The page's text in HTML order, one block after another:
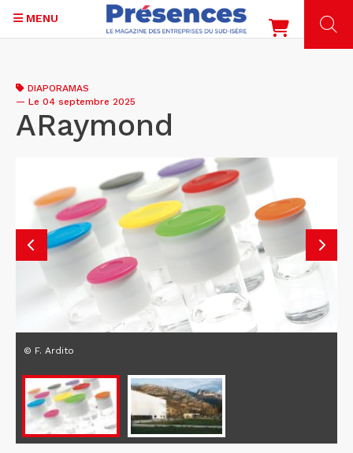
contenu
principal
MENU
DIAPORAMAS
— Le 04 septembre 2025
ARaymond
© F. Ardito